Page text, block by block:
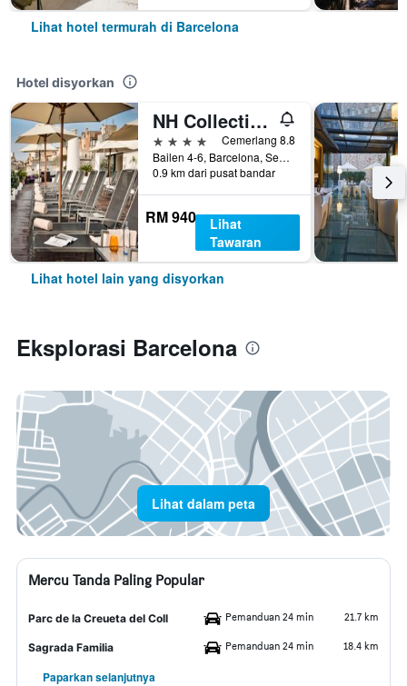
Lihat hotel termurah di Barcelona
Hotel disyorkan
NH Collection Barcelona Pódium
4 bintang
Cemerlang 8.8
Bailen 4-6, Barcelona, Sepanyol
0.9 km dari pusat bandar
RM 940
Lihat
Tawaran
Lihat hotel lain yang disyorkan
Eksplorasi Barcelona
Lihat dalam peta
Mercu Tanda Paling Popular
Parc de la Creueta del Coll Pemanduan 24 min 21.7 km
Sagrada Familia Pemanduan 24 min 18.4 km
Paparkan selanjutnya